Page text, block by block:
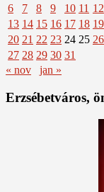
6
7 8 9 10 11 12
13 14 15 16 17 18 19
20 21 22 23 24 25 26
27 28 29 30 31
« nov
jan »
Erzsébetváros,